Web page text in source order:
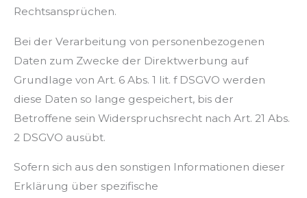
Rechtsansprüchen.
Bei der Verarbeitung von personenbezogenen
Daten zum Zwecke der Direktwerbung auf
Grundlage von Art. 6 Abs. 1 lit. f DSGVO werden
diese Daten so lange gespeichert, bis der
Betroffene sein Widerspruchsrecht nach Art. 21 Abs.
2 DSGVO ausübt.
Sofern sich aus den sonstigen Informationen dieser
Erklärung über spezifische